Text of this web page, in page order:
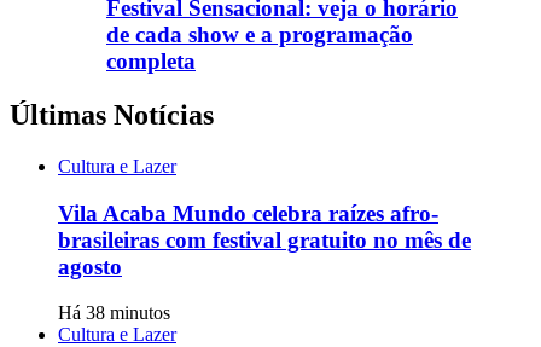
Festival Sensacional: veja o horário
de cada show e a programação
completa
Últimas Notícias
Cultura e Lazer
Vila Acaba Mundo celebra raízes afro-
brasileiras com festival gratuito no mês de
agosto
Há 38 minutos
Cultura e Lazer